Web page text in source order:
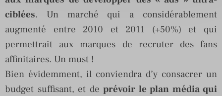
ciblées. Un marché qui a considérablement
augmenté entre 2010 et 2011 (+50%) et qui
permettrait aux marques de recruter des fans
affinitaires. Un must !
Bien évidemment, il conviendra d’y consacrer un
budget suffisant, et de prévoir le plan média qui